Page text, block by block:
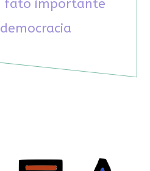
fato importante